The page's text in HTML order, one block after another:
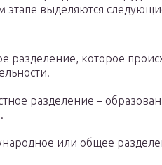
этапе выделяются
разделение, которое
разделение –
или общее